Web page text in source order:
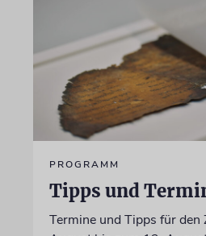
PROGRAMM
Tipps und
Termine und Tipps für den